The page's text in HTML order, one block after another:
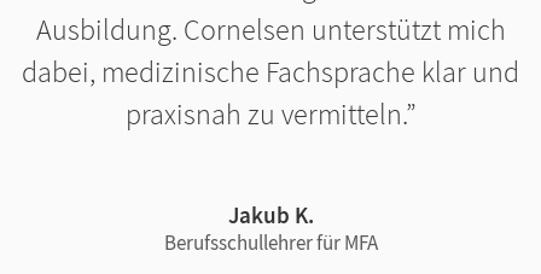
Ausbildung. Cornelsen unterstützt mich
dabei, medizinische Fachsprache klar und
praxisnah zu vermitteln.
Jakub K.
Berufsschullehrer für MFA